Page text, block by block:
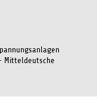
Mitteldeutsche
Funktion der